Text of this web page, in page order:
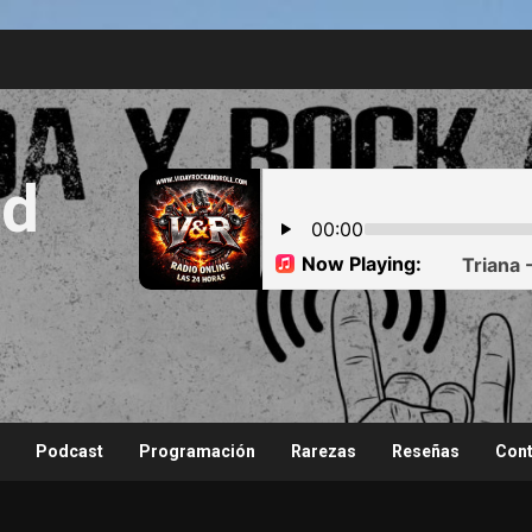
Podcast Programación Rarezas Reseñas